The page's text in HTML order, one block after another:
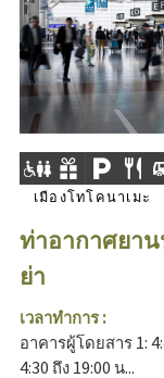
เมืองโทโคนาเมะ
ท่าอากาศยา
ย่า
เวลาทำการ :
อาคารผู้โดยสาร 1:
4:30 ถึง 19:00 น...